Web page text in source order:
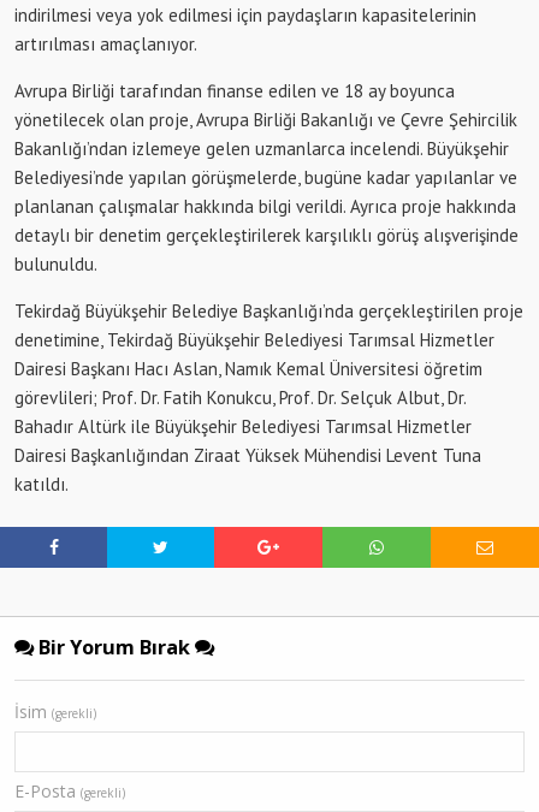
indirilmesi veya yok edilmesi için paydaşların kapasitelerinin
artırılması amaçlanıyor.
Avrupa Birliği tarafından finanse edilen ve 18 ay boyunca
yönetilecek olan proje, Avrupa Birliği Bakanlığı ve Çevre Şehircilik
Bakanlığı’ndan izlemeye gelen uzmanlarca incelendi. Büyükşehir
Belediyesi’nde yapılan görüşmelerde, bugüne kadar yapılanlar ve
planlanan çalışmalar hakkında bilgi verildi. Ayrıca proje hakkında
detaylı bir denetim gerçekleştirilerek karşılıklı görüş alışverişinde
bulunuldu.
Tekirdağ Büyükşehir Belediye Başkanlığı’nda gerçekleştirilen proje
denetimine, Tekirdağ Büyükşehir Belediyesi Tarımsal Hizmetler
Dairesi Başkanı Hacı Aslan, Namık Kemal Üniversitesi öğretim
görevlileri; Prof. Dr. Fatih Konukcu, Prof. Dr. Selçuk Albut, Dr.
Bahadır Altürk ile Büyükşehir Belediyesi Tarımsal Hizmetler
Dairesi Başkanlığından Ziraat Yüksek Mühendisi Levent Tuna
katıldı.
Bir Yorum Bırak
İsim (gerekli)
E-Posta (gerekli)